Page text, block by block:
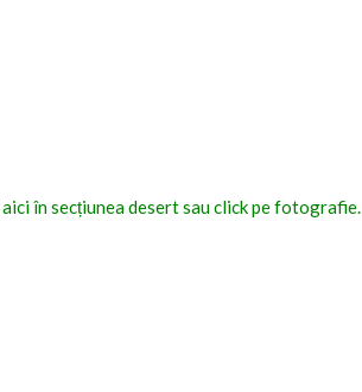
aici în secțiunea desert sau click pe fotografie.